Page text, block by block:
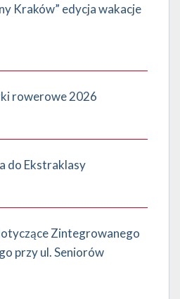
Kraków” edycja wakacje
rowerowe 2026
do Ekstraklasy
Zintegrowanego
przy ul. Seniorów